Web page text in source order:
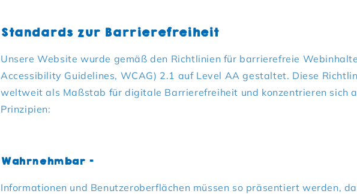
Standards zur Barrierefreiheit
Unsere Website wurde gemäß den Richtlinien für barrierefreie
Accessibility Guidelines, WCAG) 2.1 auf Level AA gestaltet. Diese
weltweit als Maßstab für digitale Barrierefreiheit und konzentrieren sich
Prinzipien:
Wahrnehmbar –
Informationen und Benutzeroberflächen müssen so präsentiert werden,